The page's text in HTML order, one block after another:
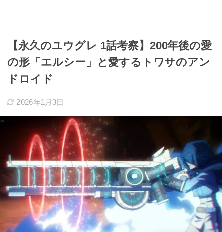
【永久のユウグレ 1話考察】200年後の愛
の形「エルシー」と愛するトワサのアン
ドロイド
2026年1月3日